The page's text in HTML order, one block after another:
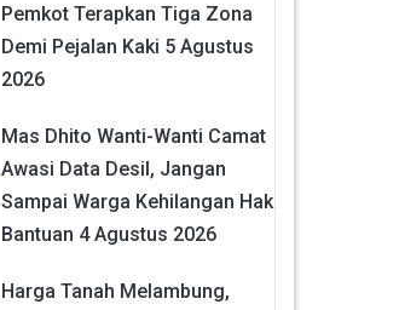
Pemkot Terapkan Tiga Zona
Demi Pejalan Kaki 5 Agustus
2026
Mas Dhito Wanti-Wanti Camat
Awasi Data Desil, Jangan
Sampai Warga Kehilangan Hak
Bantuan 4 Agustus 2026
Harga Tanah Melambung,